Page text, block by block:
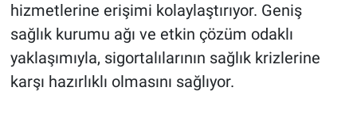
hizmetlerine erişimi kolaylaştırıyor. Geniş
sağlık kurumu ağı ve etkin çözüm odaklı
yaklaşımıyla, sigortalılarının sağlık krizlerine
karşı hazırlıklı olmasını sağlıyor.